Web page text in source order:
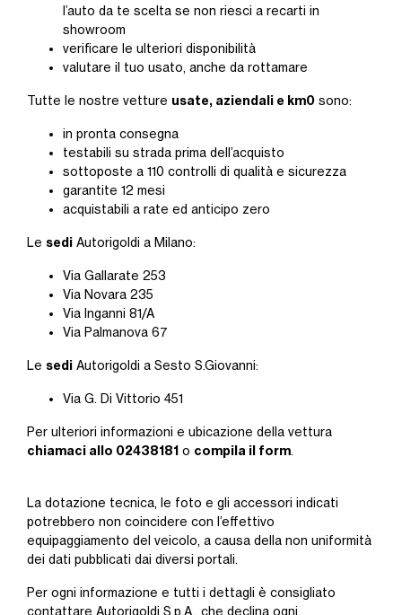
l’auto da te scelta se non riesci a recarti in
showroom
verificare le ulteriori disponibilità
valutare il tuo usato, anche da rottamare
Tutte le nostre vetture usate, aziendali e km0 sono:
in pronta consegna
testabili su strada prima dell’acquisto
sottoposte a 110 controlli di qualità e sicurezza
garantite 12 mesi
acquistabili a rate ed anticipo zero
Le sedi Autorigoldi a Milano:
Via Gallarate 253
Via Novara 235
Via Inganni 81/A
Via Palmanova 67
Le sedi Autorigoldi a Sesto S.Giovanni:
Via G. Di Vittorio 451
Per ulteriori informazioni e ubicazione della vettura
chiamaci allo 02438181 o compila il form.
La dotazione tecnica, le foto e gli accessori indicati
potrebbero non coincidere con l’effettivo
equipaggiamento del veicolo, a causa della non uniformità
dei dati pubblicati dai diversi portali.
Per ogni informazione e tutti i dettagli è consigliato
contattare Autorigoldi S.p.A., che declina ogni